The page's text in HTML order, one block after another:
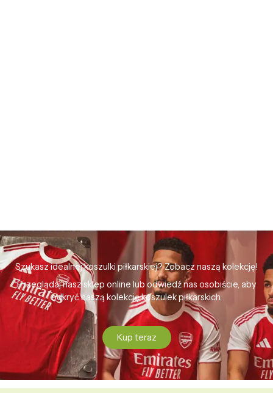
Szukasz idealnej koszulki piłkarskiej? Zobacz naszą kolekcję!
Przeglądaj nasz sklep online lub odwiedź nas osobiście, aby
odkryć naszą kolekcję koszulek piłkarskich.
Kup teraz